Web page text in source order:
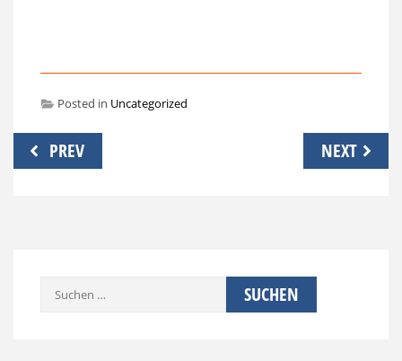
Posted in Uncategorized
Beitragsnavigation
PREV NEXT
Suchen